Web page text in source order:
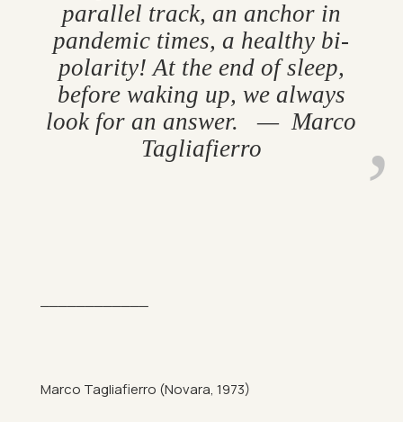
par­al­lel track, an an­chor in
pan­demic times, a healthy bi­
polar­ity! At the end of sleep,
be­fore wak­ing up, we al­ways
look for an an­swer. — Marco
Tagliafi­erro
Marco Tagliafi­erro (No­vara, 1973)